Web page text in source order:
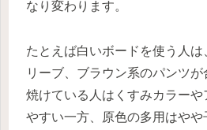
なり変わります。
たとえば白いボードを使う人
リーブ、ブラウン系のパンツ
焼けている人はくすみカラーや
やすい一方、原色の多用はや